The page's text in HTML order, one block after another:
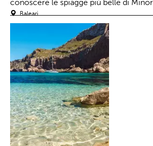
conoscere le spiagge più belle di
di Minorca
Baleari